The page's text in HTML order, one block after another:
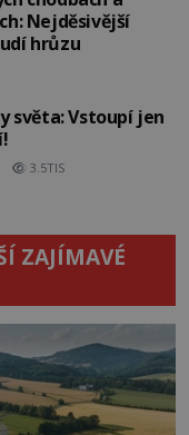
Nejděsivější
hrůzu
jen
3.5TIS
ZAJÍMAVÉ